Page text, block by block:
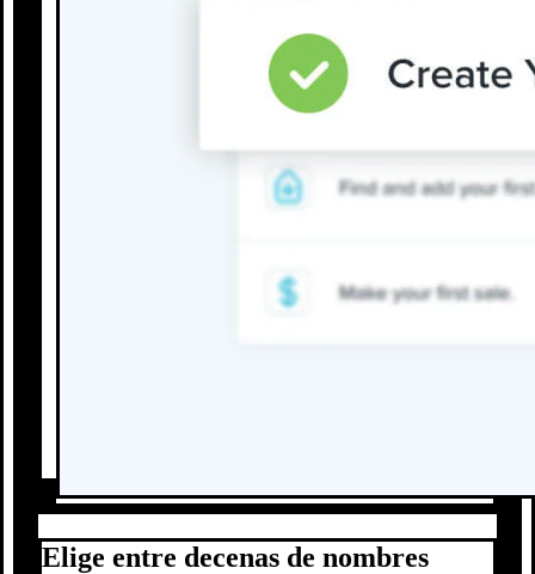
Elige entre decenas de nombres